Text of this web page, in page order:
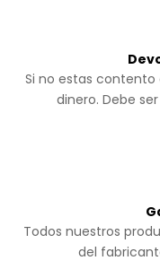
Si no estas
dinero. Debe
Todos nuestros
del